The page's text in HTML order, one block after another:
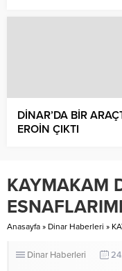
DİNAR’DA BİR
EROİN ÇIKTI
KAYMAKAM
Anasayfa » Dinar Haberleri »
Dinar Haberleri